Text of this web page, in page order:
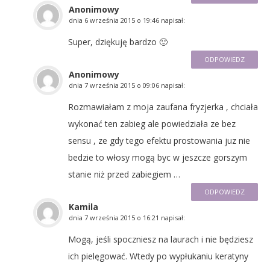
Anonimowy
dnia 6 września 2015 o 19:46 napisał:
Super, dziękuję bardzo 🙂
ODPOWIEDZ
Anonimowy
dnia 7 września 2015 o 09:06 napisał:
Rozmawiałam z moja zaufana fryzjerka , chciała
wykonać ten zabieg ale powiedziała ze bez
sensu , ze gdy tego efektu prostowania juz nie
bedzie to włosy mogą byc w jeszcze gorszym
stanie niż przed zabiegiem …
ODPOWIEDZ
Kamila
dnia 7 września 2015 o 16:21 napisał:
Mogą, jeśli spoczniesz na laurach i nie będziesz
ich pielęgować. Wtedy po wypłukaniu keratyny